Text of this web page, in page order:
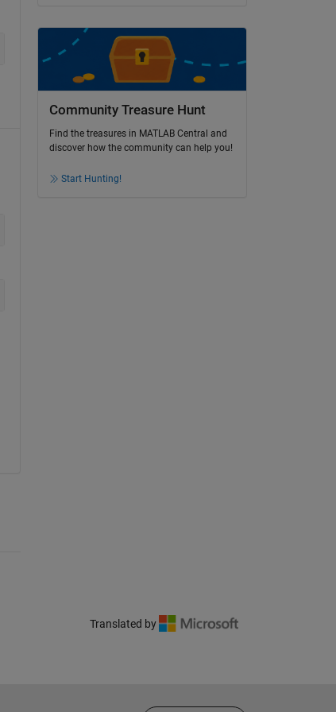
Community Treasure Hunt
Find the treasures in MATLAB Central and
discover how the community can help you!
Start Hunting!
Translated by